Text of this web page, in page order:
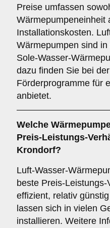
Preise umfassen
Wärmepumpeneinheit
Installationskosten.
Wärmepumpen sind
Sole-Wasser-
dazu finden Sie bei der
Förderprogramme für
anbietet.
Welche
Preis-Leistungs-
Krondorf?
Luft-Wasser-
beste Preis-
effizient, relativ
lassen sich in vielen
installieren. Weitere